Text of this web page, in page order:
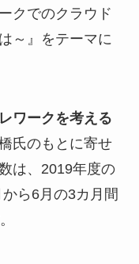
クでのクラウド
～』をテーマに
ワークを考える
氏のもとに寄せ
は、2019年度の
ら6月の3カ月間